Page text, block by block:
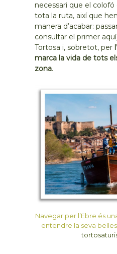
necessari que el colofó
tota la ruta, així que
manera d’acabar:
consultar el primer
Tortosa i, sobretot, per
marca la vida de tots
zona.
Navegar per l’Ebre és
entendre la seva